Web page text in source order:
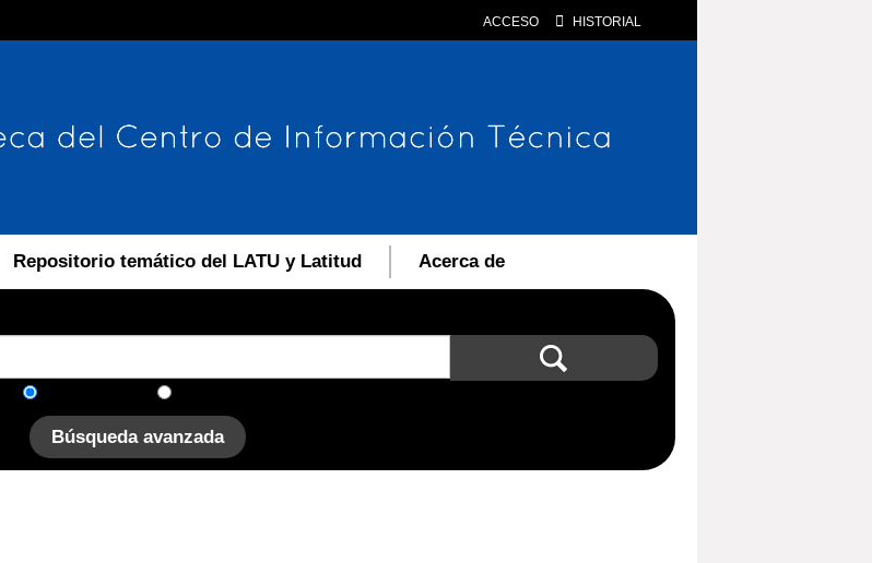
ACCESO HISTORIAL
Repositorio temático del LATU y Latitud Acerca de
Búsqueda avanzada